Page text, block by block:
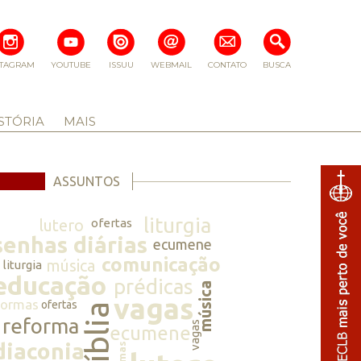
BUSCA
CONTATO
WEBMAIL
ISSUU
YOUTUBE
MAIS
ASSUNTOS
lutero ofertas liturgia
diárias ecumene
liturgia música comunicação
prédicasmúsica
ofertasbíbliavagas
reforma ecumenevagas